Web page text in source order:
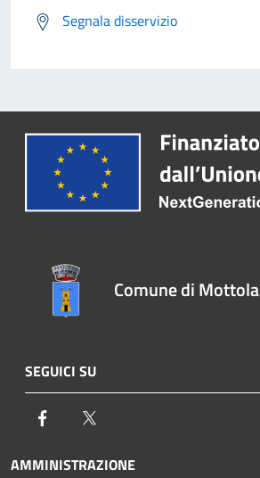
Segnala disservizio
Comune di Mottola
SEGUICI SU
Facebook
AMMINISTRAZIONE